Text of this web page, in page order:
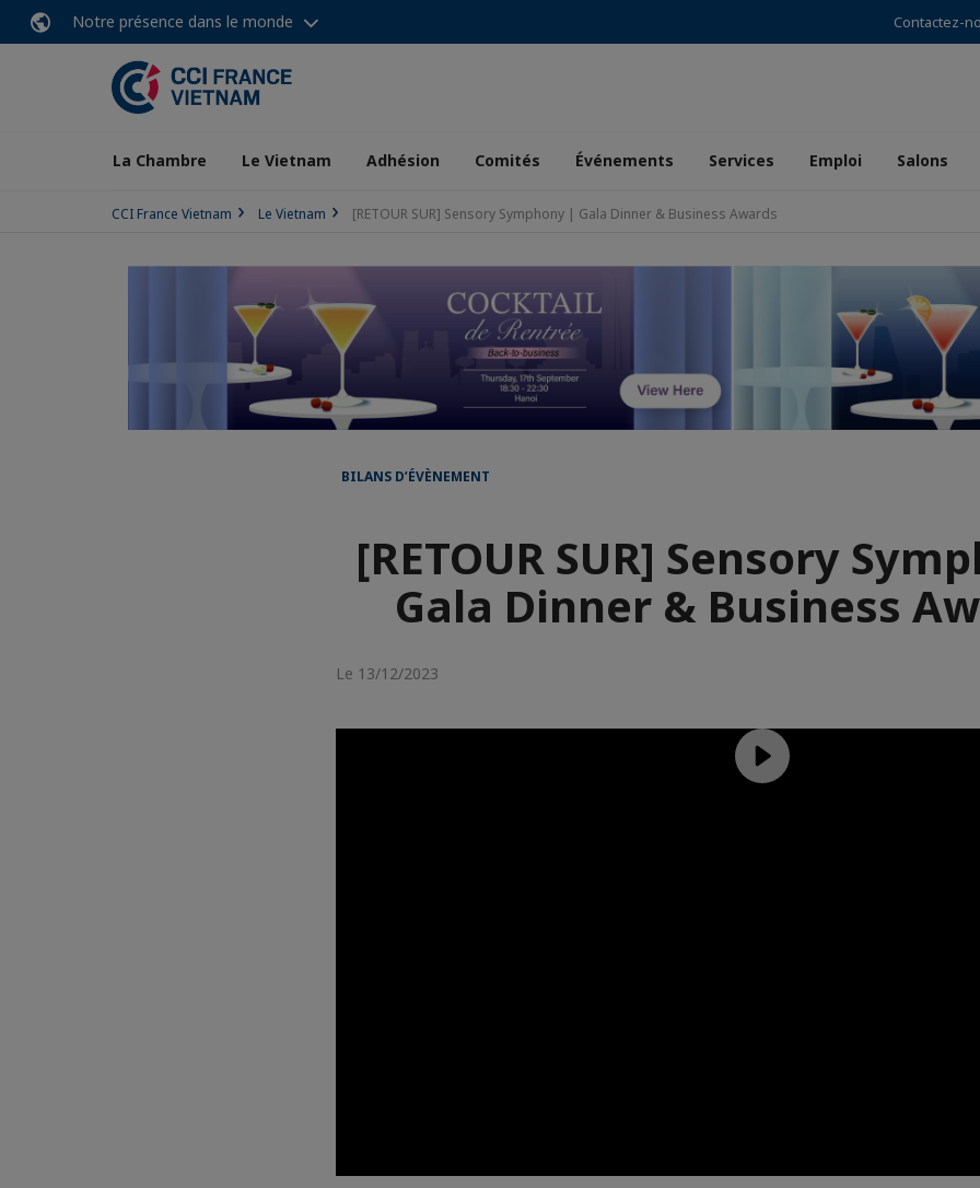
Notre présence dans le monde Contactez-
La Chambre Le Vietnam Adhésion Comités Événements Services Emploi Salons
CCI France Vietnam Le Vietnam [RETOUR SUR] Sensory Symphony | Gala Dinner & Business Awards
BILANS D’ÉVÈNEMENT
[RETOUR SUR] Sensory
Gala Dinner & Business
Le 13/12/2023